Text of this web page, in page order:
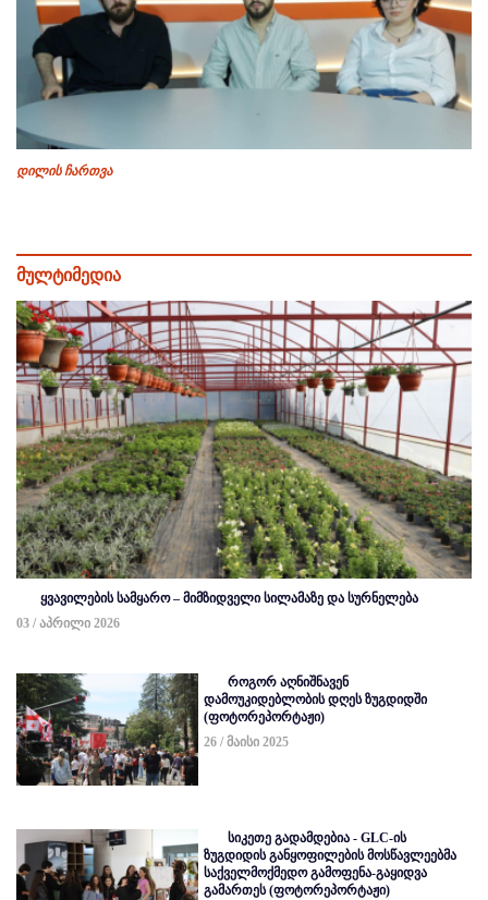
დილის ჩართვა
მულტიმედია
ყვავილების სამყარო – მიმზიდველი სილამაზე და სურნელება
03 / აპრილი 2026
როგორ აღნიშნავენ
დამოუკიდებლობის დღეს ზუგდიდში
(ფოტორეპორტაჟი)
26 / მაისი 2025
სიკეთე გადამდებია - GLC-ის
ზუგდიდის განყოფილების მოსწავლეებმა
საქველმოქმედო გამოფენა-გაყიდვა
გამართეს (ფოტორეპორტაჟი)